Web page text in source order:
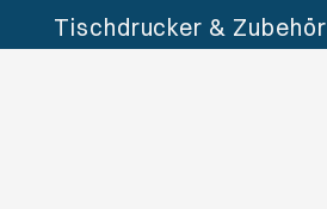
Tischdrucker & Zubehör